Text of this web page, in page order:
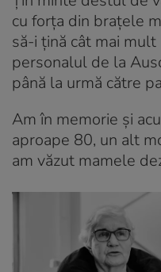
cu forța din brațele
să-i țină cât mai
personalul de la
până la urmă către
Am în memorie și
aproape 80, un alt
am văzut mamele